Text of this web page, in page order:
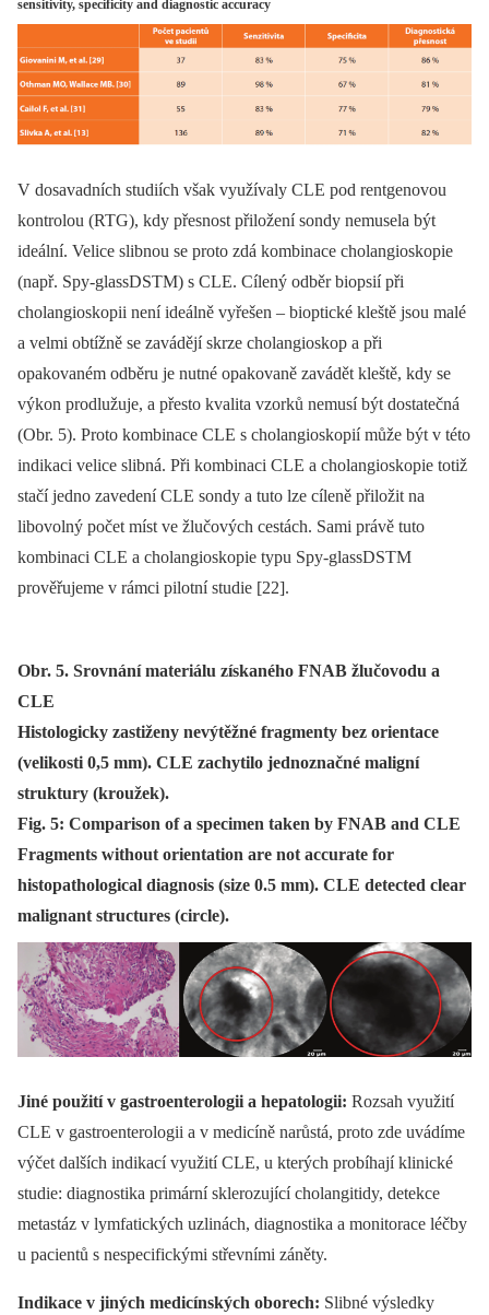
sensitivity, specificity and diagnostic accuracy
V dosavadních studiích však využívaly CLE pod rentgenovou
kontrolou (RTG), kdy přesnost přiložení sondy nemusela být
ideální. Velice slibnou se proto zdá kombinace cholangioskopie
(např. Spy-glassDSTM) s CLE. Cílený odběr biopsií při
cholangioskopii není ideálně vyřešen –⁠ bioptické kleště jsou malé
a velmi obtížně se zavádějí skrze cholangioskop a při
opakovaném odběru je nutné opakovaně zavádět kleště, kdy se
výkon prodlužuje, a přesto kvalita vzorků nemusí být dostatečná
(Obr. 5). Proto kombinace CLE s cholangioskopií může být v této
indikaci velice slibná. Při kombinaci CLE a cholangioskopie totiž
stačí jedno zavedení CLE sondy a tuto lze cíleně přiložit na
libovolný počet míst ve žlučových cestách. Sami právě tuto
kombinaci CLE a cholangioskopie typu Spy-glassDSTM
prověřujeme v rámci pilotní studie [22].
Obr. 5. Srovnání materiálu získaného FNAB žlučovodu a
CLE
Histologicky zastiženy nevýtěžné fragmenty bez orientace
(velikosti 0,5 mm). CLE zachytilo jednoznačné maligní
struktury (kroužek).
Fig. 5: Comparison of a specimen taken by FNAB and CLE
Fragments without orientation are not accurate for
histopathological diagnosis (size 0.5 mm). CLE detected clear
malignant structures (circle).
Jiné použití v gastroenterologii a hepatologii: Rozsah využití
CLE v gastroenterologii a v medicíně narůstá, proto zde uvádíme
výčet dalších indikací využití CLE, u kterých probíhají klinické
studie: diagnostika primární sklerozující cholangitidy, detekce
metastáz v lymfatických uzlinách, diagnostika a monitorace léčby
u pacientů s nespecifickými střevními záněty.
Indikace v jiných medicínských oborech: Slibné výsledky